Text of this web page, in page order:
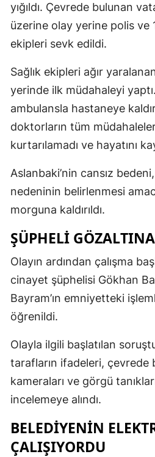
yığıldı. Çevrede bulunan
üzerine olay yerine polis ve
ekipleri sevk edildi.
Sağlık ekipleri ağır
yerinde ilk müdahaleyi
ambulansla hastaneye
doktorların tüm
kurtarılamadı ve hayatını
Aslanbaki’nin cansız
nedeninin belirlenmesi
morguna kaldırıldı.
ŞÜPHELİ
Olayın ardından çalışma
cinayet şüphelisi Gökhan
Bayram’ın emniyetteki
öğrenildi.
Olayla ilgili başlatılan
tarafların ifadeleri, çevrede
kameraları ve görgü
incelemeye alındı.
BELEDİYENİN
ÇALIŞIYORDU